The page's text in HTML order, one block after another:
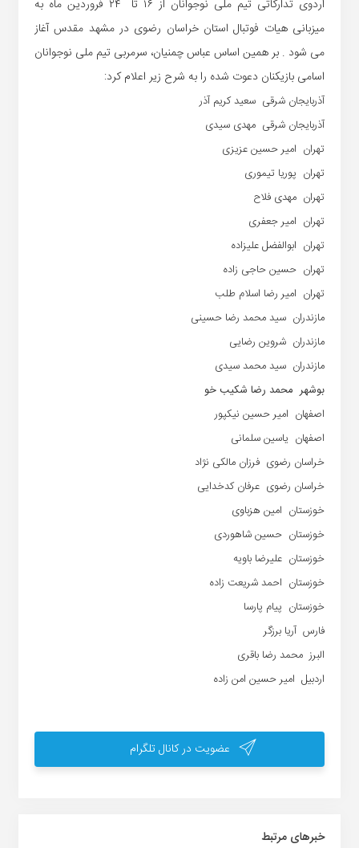
اردوی تدارکاتی تیم ملی نوجوانان از ۱۶ تا ۲۴ فروردین ماه به
میزبانی هیات فوتبال استان خراسان رضوی در مشهد مقدس آغاز
می شود . بر همین اساس عباس چمنیان، سرمربی تیم ملی نوجوانان
اسامی بازیکنان دعوت شده را به شرح زیر اعلام کرد:
آذربایجان شرقی سعید کریم آذر
آذربایجان شرقی مهدی سیدی
تهران امیر حسین عزیزی
تهران پوریا تیموری
تهران مهدی فلاح
تهران امیر جعفری
تهران ابوالفضل علیزاده
تهران حسین حاجی زاده
تهران امیر رضا اسلام طلب
مازندران سید محمد رضا حسینی
مازندران شروین رضایی
مازندران سید محمد سیدی
بوشهر محمد رضا شکیب خو
اصفهان امیر حسین نیکپور
اصفهان یاسین سلمانی
خراسان رضوی فرزان مالکی نژاد
خراسان رضوی عرفان کدخدایی
خوزستان امین هزباوی
خوزستان حسین شاهوردی
خوزستان علیرضا باویه
خوزستان احمد شریعت زاده
خوزستان پیام پارسا
فارس آریا برزگر
البرز محمد رضا باقری
اردبیل امیر حسین امن زاده
عضویت در کانال تلگرام
خبر‌های مرتبط